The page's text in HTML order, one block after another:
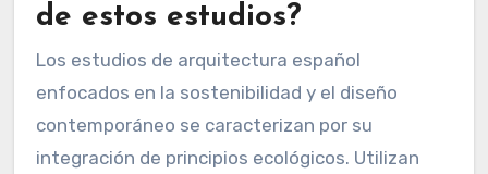
de estos estudios?
Los estudios de arquitectura español
enfocados en la sostenibilidad y el diseño
contemporáneo se caracterizan por su
integración de principios ecológicos. Utilizan